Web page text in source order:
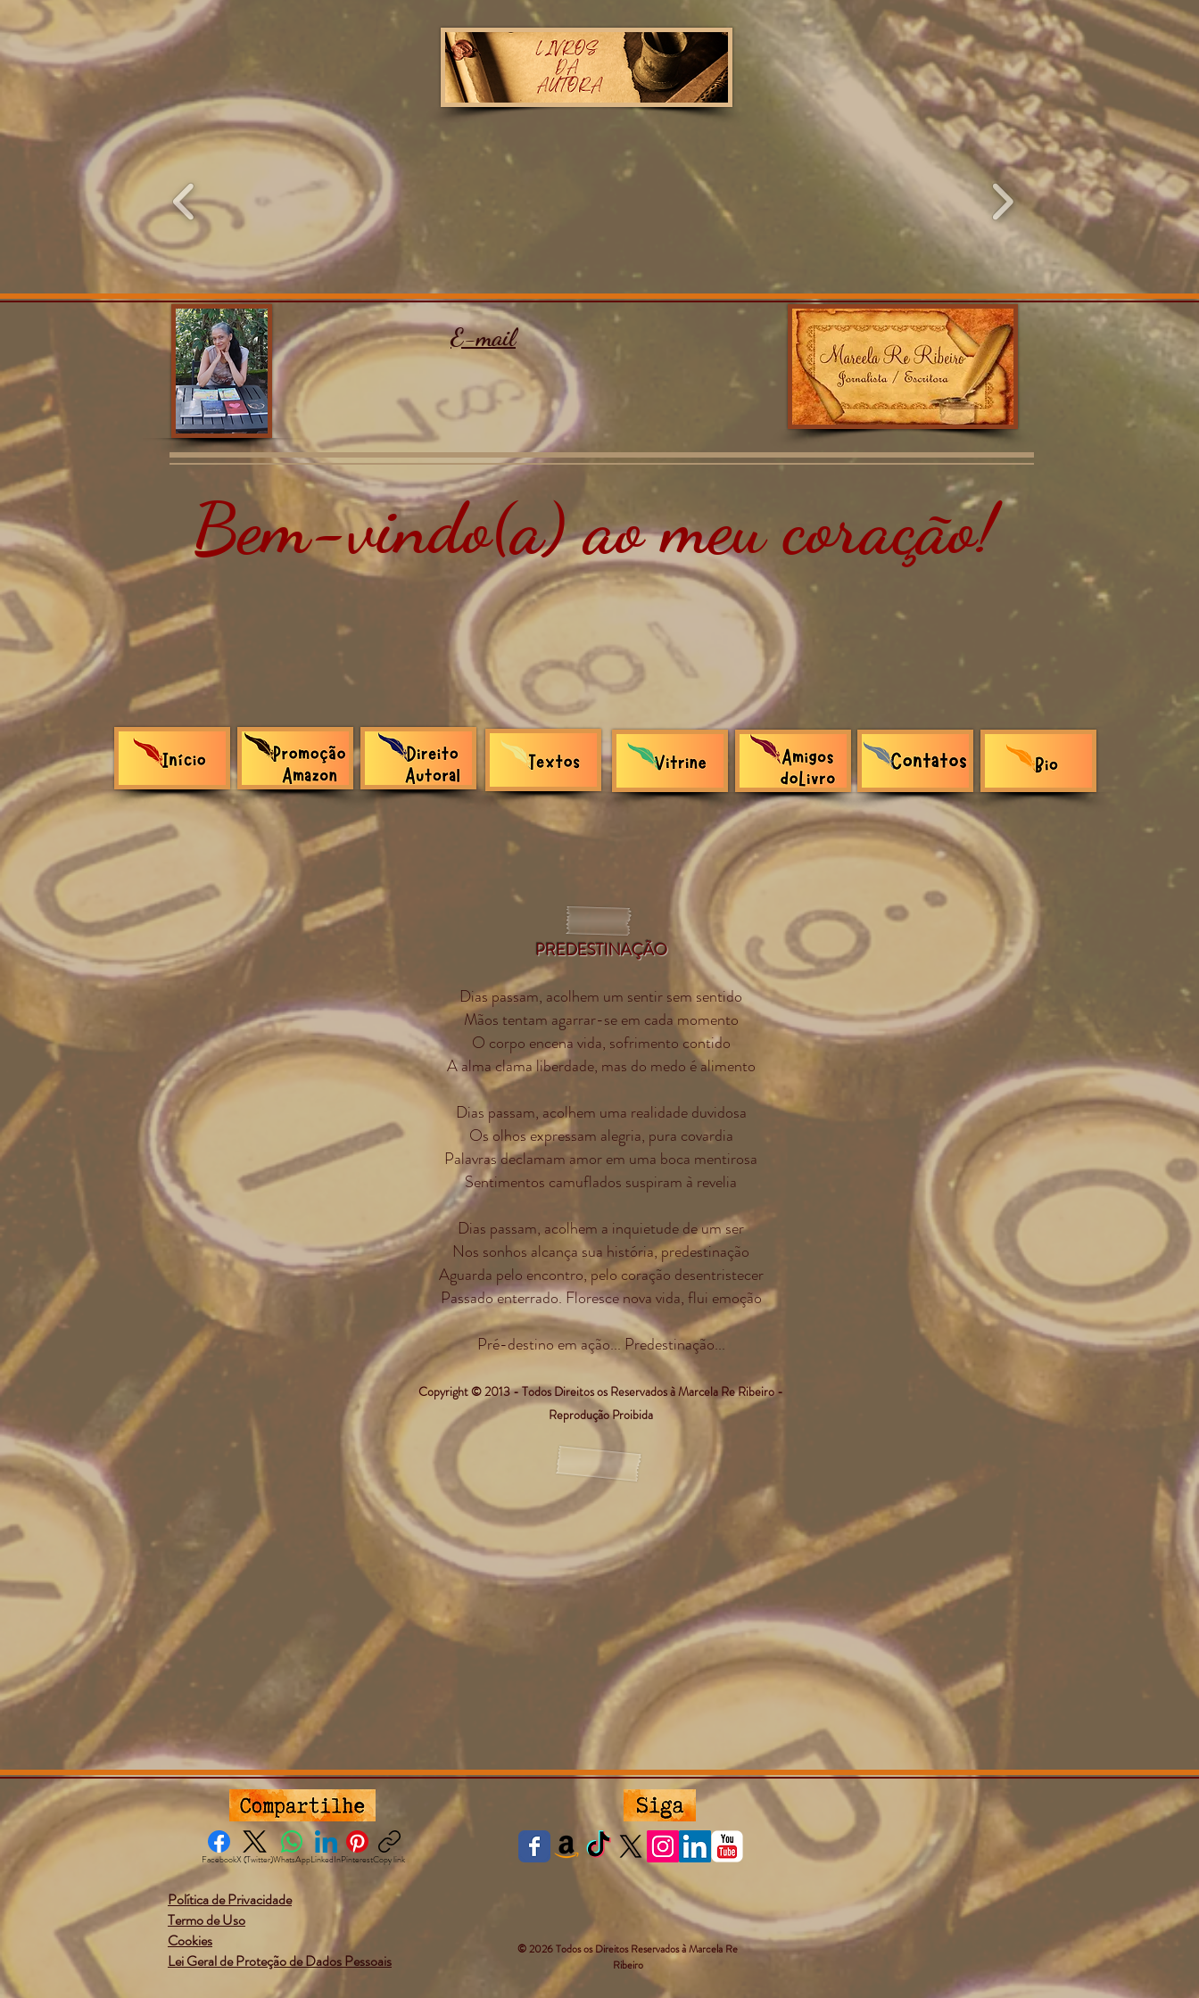
E-mail
Bem-vindo(a) ao meu coração!
PREDESTINAÇÃO
Dias passam, acolhem um sentir sem sentido
Mãos tentam agarrar-se em cada momento
O corpo encena vida, sofrimento contido
A alma clama liberdade, mas do medo é alimento
Dias passam, acolhem uma realidade duvidosa
Os olhos expressam alegria, pura covardia
Palavras declamam amor em uma boca mentirosa
Sentimentos camuflados suspiram à revelia
Dias passam, acolhem a inquietude de um ser
Nos sonhos alcança sua história, predestinação
Aguarda pelo encontro, pelo coração desentristecer
Passado enterrado. Floresce nova vida, flui emoção
Pré-destino em ação... Predestinação...
Copyright © 2013 - Todos Direitos os Reservados à Marcela Re Ribeiro -
Reprodução Proibida
FacebookX (Twitter)WhatsAppLinkedInPinterestCopy link
Política de Privacidade
Termo de Uso
Cookies
Lei Geral de Proteção de Dados Pessoais
© 2026 Todos os Direitos Reservados à Marcela Re
Ribeiro